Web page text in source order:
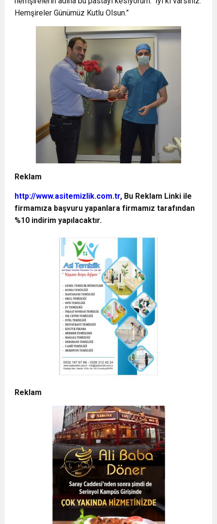
Hemşireler Günümüz Kutlu Olsun.”
Reklam
http://www.asitemizlik.com.tr, Bu Reklam Linki ile
firmamıza başvuru yapanlara firmamız tarafından
%10 indirim yapılacaktır.
Reklam